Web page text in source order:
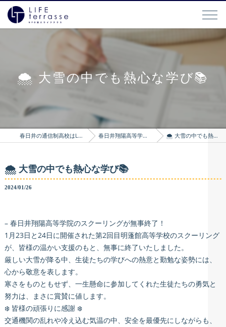
🌨️ 大雪の中でも熱心な学び📚
春日井の通信制高校はLIFEterrasse 春日井翔陽高等学院のブログ 🌨️ 大雪の中でも熱心な学び📚
🌨️ 大雪の中でも熱心な学び📚
2024/01/26
– 春日井翔陽高等学院のスクーリングが無事終了！
1月23日と24日に開催された第2回目明蓬館高等学校のスクーリング
が、皆様の温かい支援のもと、無事に終了いたしました。
厳しい大雪が降る中、生徒たちの学びへの熱意と勤勉な姿勢には、
心から敬意を表します。
寒さをものともせず、一生懸命に参加してくれた生徒たちの勇気と
努力は、まさに賞賛に値します。
❄️ 皆様の頑張りに感謝 ❄️
交通機関の乱れや冷え込む気温の中、安全を最優先にしながらも、